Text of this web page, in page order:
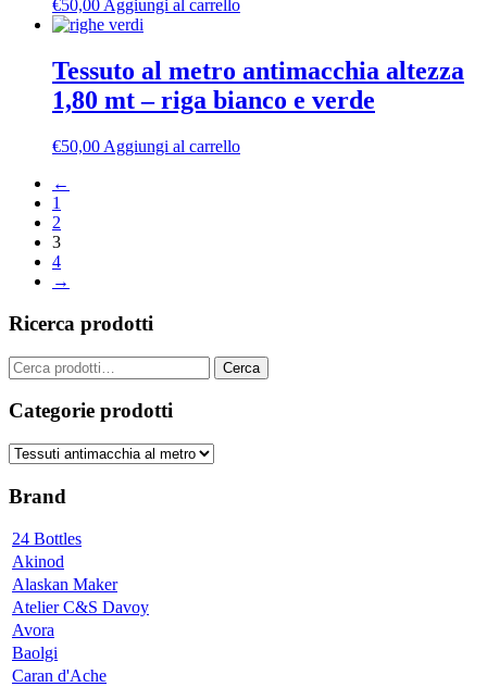
€50,00Aggiungi al carrello
Tessuto al metro antimacchia altezza
1,80 mt – riga bianco e verde
€50,00 Aggiungi al carrello
←
1
2
3
4
→
Ricerca prodotti
Cerca: Cerca
Categorie prodotti
Brand
24 Bottles
Akinod
Alaskan Maker
Atelier C&S Davoy
Avora
Baolgi
Caran d'Ache